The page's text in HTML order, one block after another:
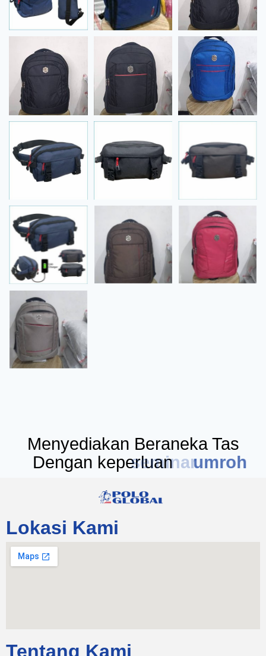
Menyediakan Beraneka Tas
Dengan keperluan seminar
Lokasi Kami
Tentang Kami